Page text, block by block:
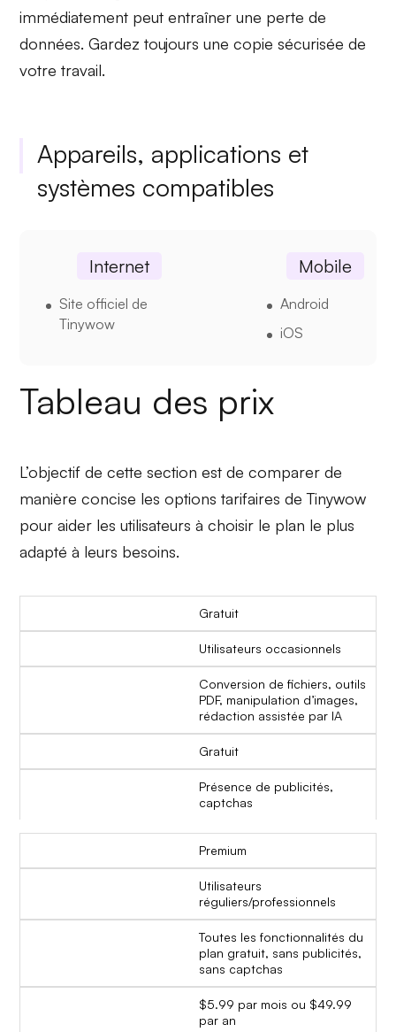
immédiatement peut entraîner une perte de
données. Gardez toujours une copie sécurisée de
votre travail.
Appareils, applications et
systèmes compatibles
Internet
Site officiel de
Tinywow
Mobile
Android
iOS
Tableau des prix
L’objectif de cette section est de comparer de
manière concise les options tarifaires de Tinywow
pour aider les utilisateurs à choisir le plan le plus
adapté à leurs besoins.
Gratuit
Utilisateurs occasionnels
Conversion de fichiers, outils
PDF, manipulation d’images,
rédaction assistée par IA
Gratuit
Présence de publicités,
captchas
Premium
Utilisateurs
réguliers/professionnels
Toutes les fonctionnalités du
plan gratuit, sans publicités,
sans captchas
$5.99 par mois ou $49.99
par an